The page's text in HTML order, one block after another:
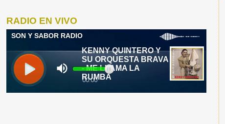
RADIO EN VIVO